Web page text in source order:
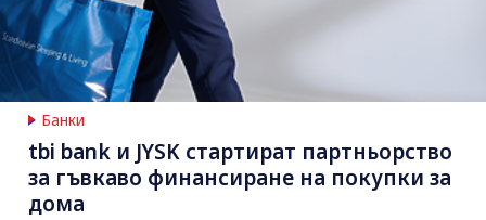
Банки
tbi bank и JYSK стартират партньорство
за гъвкаво финансиране на покупки за
дома